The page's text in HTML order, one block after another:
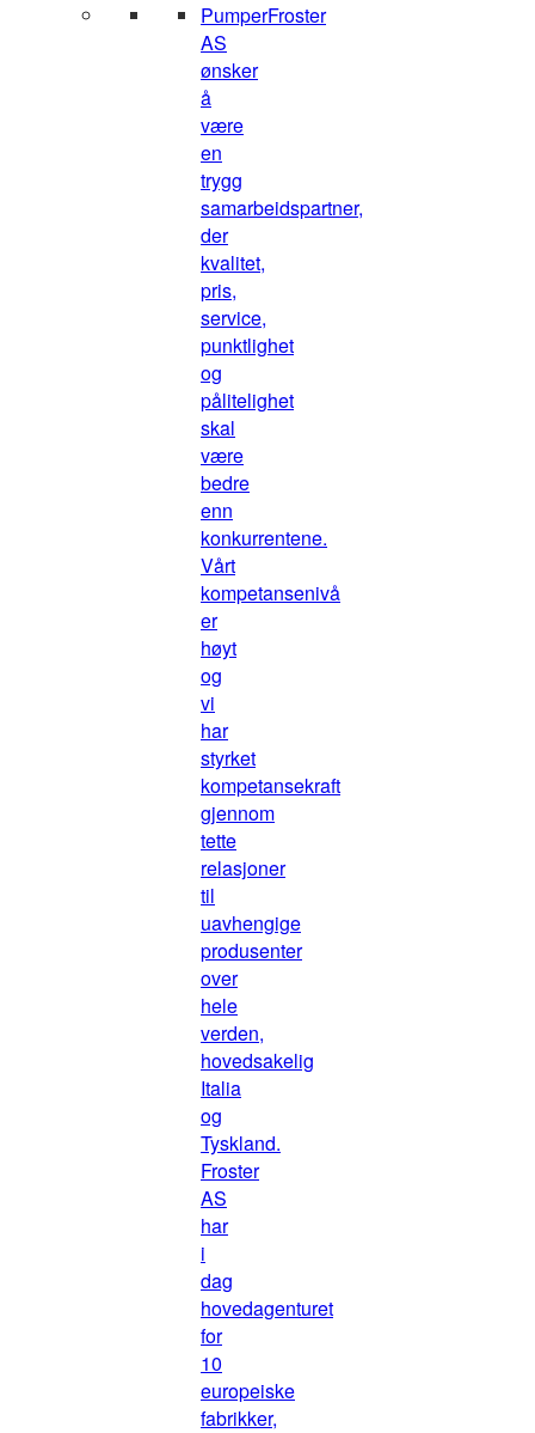
PumperFroster
AS
ønsker
å
være
en
trygg
samarbeidspartner,
der
kvalitet,
pris,
service,
punktlighet
og
pålitelighet
skal
være
bedre
enn
konkurrentene.
Vårt
kompetansenivå
er
høyt
og
vi
har
styrket
kompetansekraft
gjennom
tette
relasjoner
til
uavhengige
produsenter
over
hele
verden,
hovedsakelig
Italia
og
Tyskland.
Froster
AS
har
i
dag
hovedagenturet
for
10
europeiske
fabrikker,